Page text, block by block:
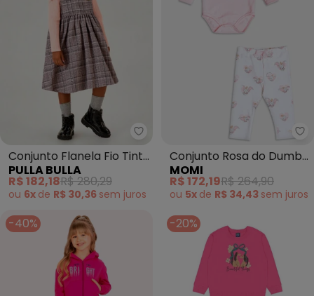
Pulla Bulla - Conjunto Flanela
Conjunto Flanela Fio Tinto
(Rosa)
PULLA BULLA
R$ 182,18R$ 280,29
ou 6x de R$ 30,36 sem juros
Conjunto Rosa do Dumbo
(Rosa)
MOMI
R$ 172,19R$ 264,90
ou 5x de R$ 34,43 sem juros
-40% -20%